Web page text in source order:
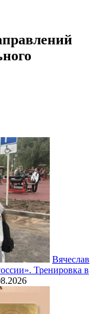
Вячеслав
Тренировка в